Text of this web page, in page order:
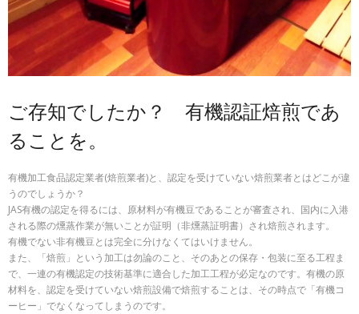
ご存知でしたか？ 有機認証焙煎であ
ることを。
有機加工食品認定業者(焙煎業者)と、認定を受けていない焙煎業者とはどこが違
うのでしょうか？
JAS有機の認定を得るには、原材料が有機豆であることが審査され、国内に入港
される際の燻蒸作業が無いことが証明（非燻蒸証明書）され焙煎されます。
有機でない非有機豆とは完全に分けなくてはいけません。
また、「焙煎」という加工は勿論のこと、そのあとの保存・包装に至る工程ま
で、一連の有機認定の技術基準に適合した加工工程が必定なのです。有機の原
材料を、認定を受けていない焙煎設備で焙煎することは、その時点で「有機コ
ーヒー」でなくなってしまうのです。